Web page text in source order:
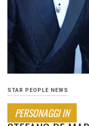
STAR PEOPLE NEWS
PERSONAGGI IN